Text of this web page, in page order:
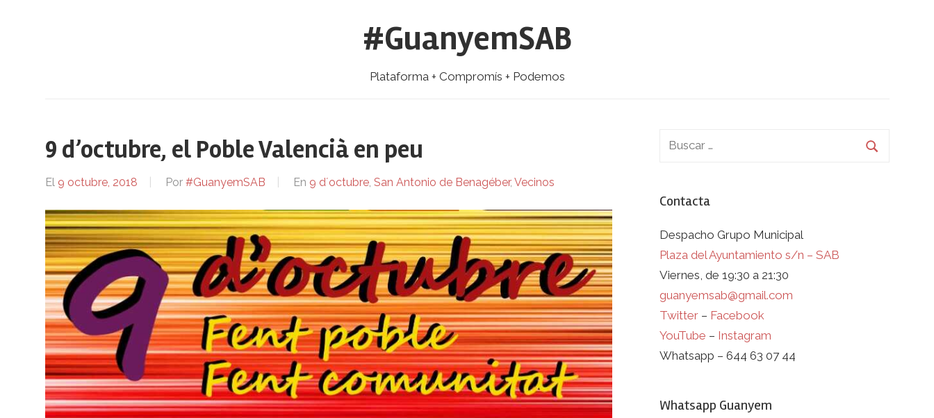
#GuanyemSAB
Plataforma + Compromís + Podemos
9 d’octubre, el Poble Valencià en peu
El 9 octubre, 2018 Por #GuanyemSAB En 9 d´octubre, San Antonio de Benagéber, Vecinos
Contacta
Despacho Grupo Municipal
Plaza del Ayuntamiento s/n – SAB
Viernes, de 19:30 a 21:30
guanyemsab@gmail.com
Twitter – Facebook
YouTube – Instagram
Whatsapp – 644 63 07 44
Whatsapp Guanyem